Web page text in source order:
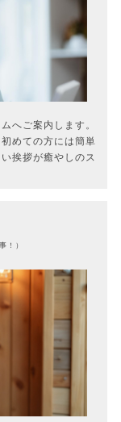
へご案内します。
めての方には簡単
挨拶が癒やしのス
！）